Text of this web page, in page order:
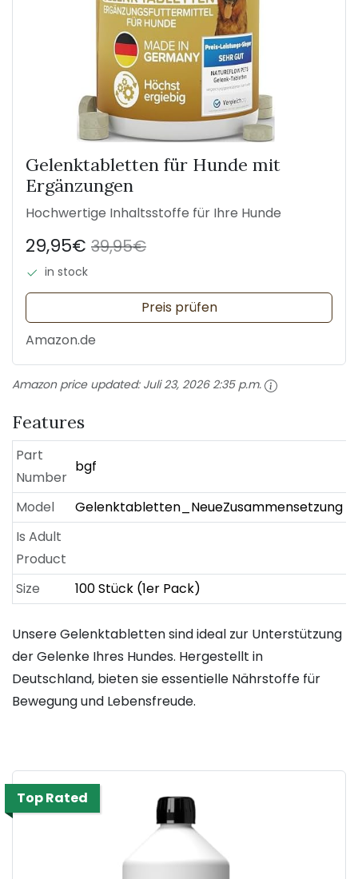
Gelenktabletten für Hunde mit
Ergänzungen
Hochwertige Inhaltsstoffe für Ihre Hunde
29,95€ 39,95€
in stock
Preis prüfen
Amazon.de
Amazon price updated: Juli 23, 2026 2:35 p.m.
Features
Part
Number
bgf
Model
Gelenktabletten_NeueZusammensetzung
Is Adult
Product
Size
100 Stück (1er Pack)
Unsere Gelenktabletten sind ideal zur Unterstützung
der Gelenke Ihres Hundes. Hergestellt in
Deutschland, bieten sie essentielle Nährstoffe für
Bewegung und Lebensfreude.
Top Rated